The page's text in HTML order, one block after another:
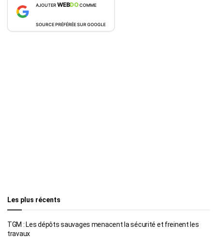
AJOUTERWEBDOCOMME
SOURCE PRÉFÉRÉE SUR GOOGLE
Les plus récents
TGM : Les dépôts sauvages menacent la sécurité et freinent les
travaux